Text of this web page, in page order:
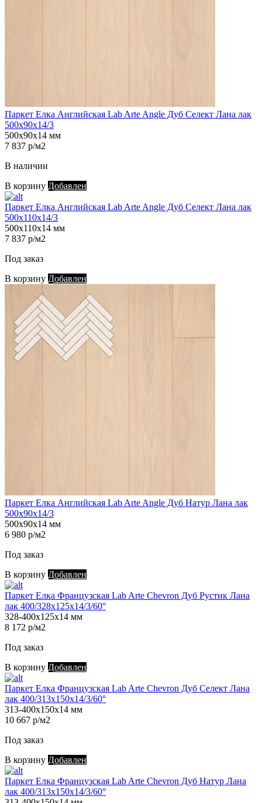
Паркет Елка Английская Lab Arte Angle Дуб Селект Лана лак
500х90х14/3
500х90х14 мм
7 837 р/м2
В наличии
В корзину Добавлен
Паркет Елка Английская Lab Arte Angle Дуб Селект Лана лак
500х110х14/3
500х110х14 мм
7 837 р/м2
Под заказ
В корзину Добавлен
Паркет Елка Английская Lab Arte Angle Дуб Натур Лана лак
500х90х14/3
500х90х14 мм
6 980 р/м2
Под заказ
В корзину Добавлен
Паркет Елка Французская Lab Arte Chevron Дуб Рустик Лана
лак 400/328х125х14/3/60°
328-400х125х14 мм
8 172 р/м2
Под заказ
В корзину Добавлен
Паркет Елка Французская Lab Arte Chevron Дуб Селект Лана
лак 400/313х150х14/3/60°
313-400х150х14 мм
10 667 р/м2
Под заказ
В корзину Добавлен
Паркет Елка Французская Lab Arte Chevron Дуб Натур Лана
лак 400/313х150х14/3/60°